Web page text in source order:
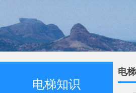
电梯知识
电